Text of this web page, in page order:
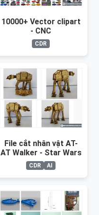
10000+ Vector clipart
- CNC
CDR
File cắt nhân vật AT-
AT Walker - Star Wars
CDR AI